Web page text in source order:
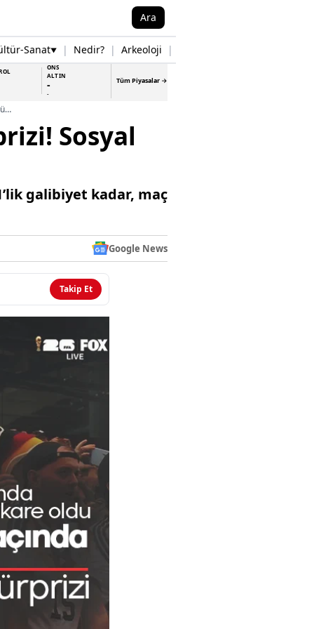
Ara
Sanat▼ | Nedir? | Arkeoloji |
ONS
ALTIN
-
-
Tüm Piyasalar →
Almanya tribünlerinde Adolf Hitler sürprizi! Sosyal medyayı sallayan görüntü
Sosyal
galibiyet kadar, maç
Google News
Takip Et